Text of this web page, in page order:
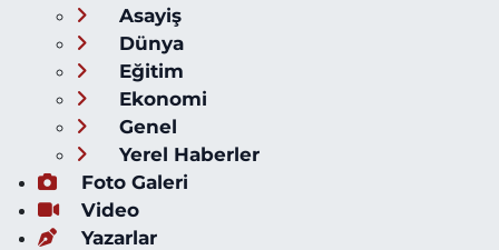
Asayiş
Dünya
Eğitim
Ekonomi
Genel
Yerel Haberler
Foto Galeri
Video
Yazarlar